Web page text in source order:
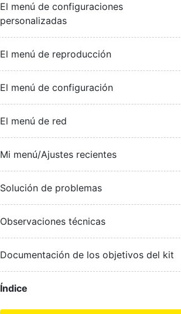
El menú de configuraciones
personalizadas
El menú de reproducción
El menú de configuración
El menú de red
Mi menú/Ajustes recientes
Solución de problemas
Observaciones técnicas
Documentación de los objetivos del kit
Índice